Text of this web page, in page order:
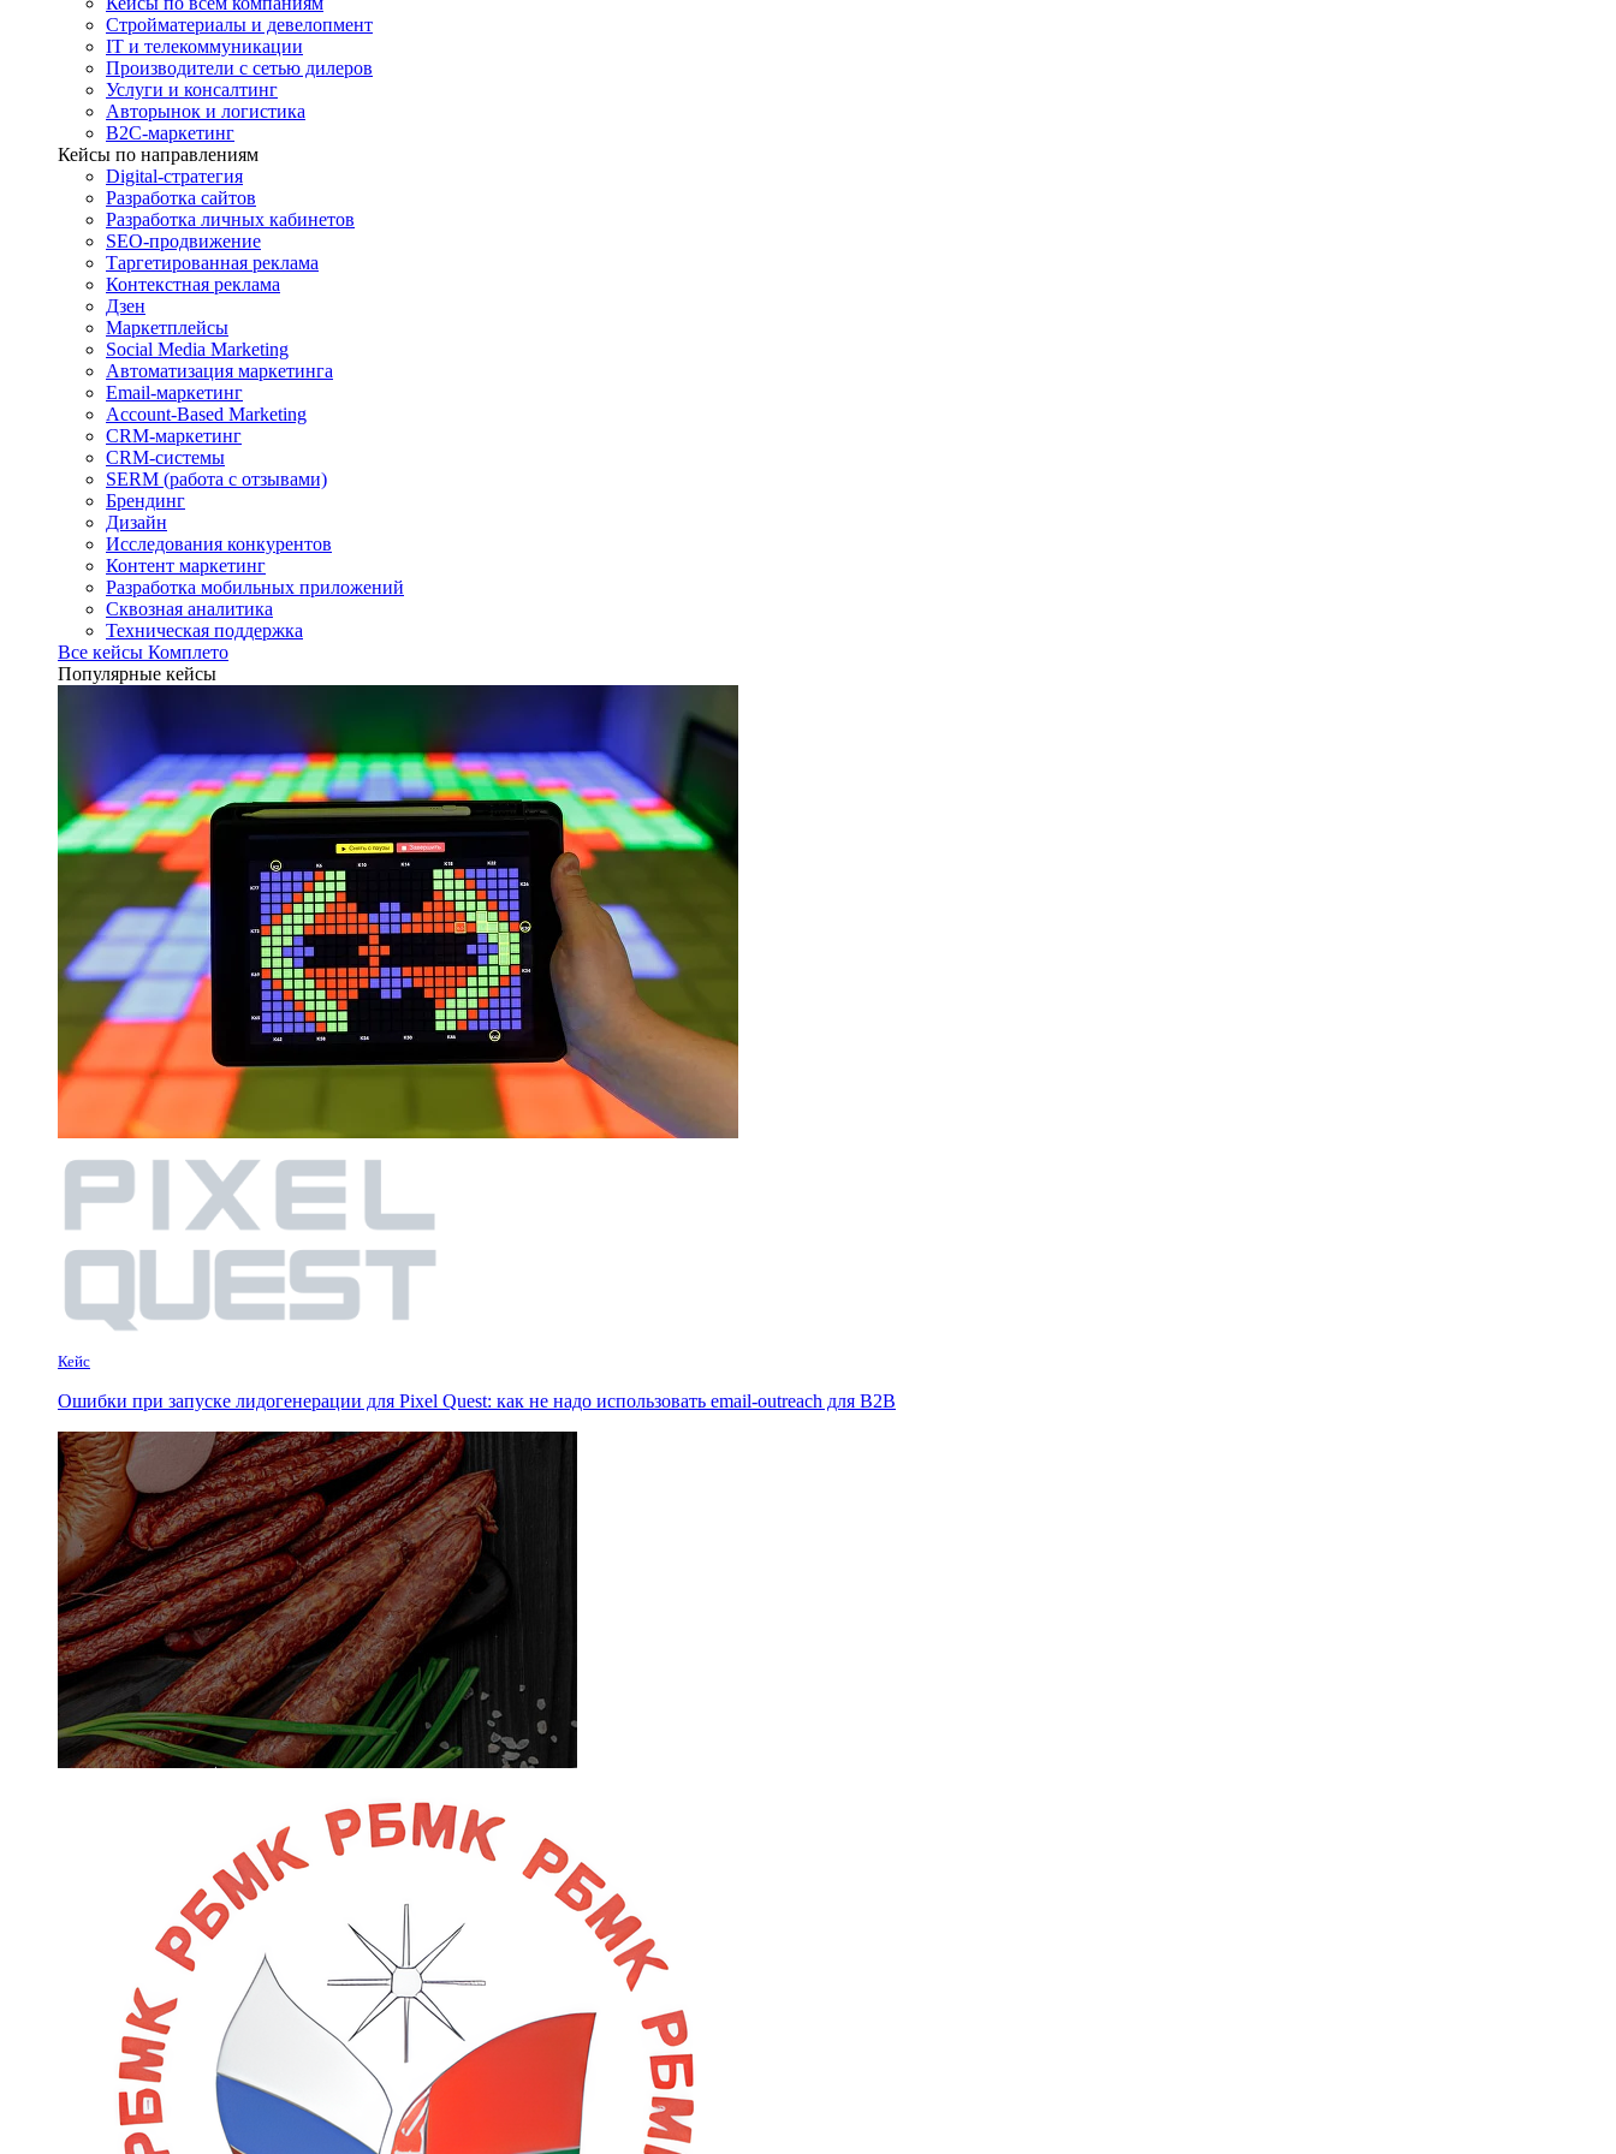
Стройматериалы и девелопмент
IT и телекоммуникации
Производители с сетью дилеров
Услуги и консалтинг
Авторынок и логистика
B2С-маркетинг
Кейсы по направлениям
Digital-стратегия
Разработка сайтов
Разработка личных кабинетов
SEO-продвижение
Таргетированная реклама
Контекстная реклама
Дзен
Маркетплейсы
Social Media Marketing
Автоматизация маркетинга
Email-маркетинг
Account-Based Marketing
CRM-маркетинг
CRM-системы
SERM (работа с отзывами)
Брендинг
Дизайн
Исследования конкурентов
Контент маркетинг
Разработка мобильных приложений
Сквозная аналитика
Техническая поддержка
Все кейсы Комплето
Популярные кейсы
Кейс
Ошибки при запуске лидогенерации для Pixel Quest: как не надо использовать email-outreach для B2B